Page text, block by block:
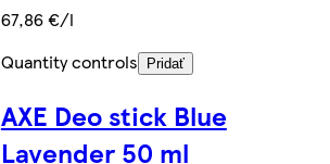
67,86 €/l
Quantity controls
Pridať
AXE Deo stick Blue
Lavender 50 ml